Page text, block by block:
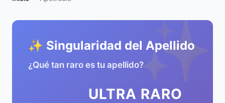
✨
✨ Singularidad del Apellido
¿Qué tan raro es tu apellido?
ULTRA RARO